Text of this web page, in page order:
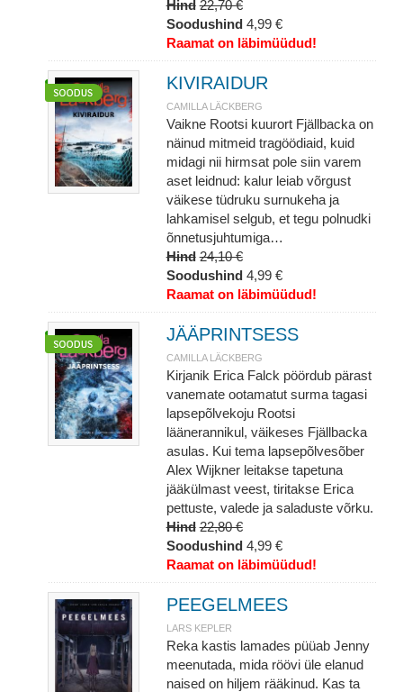
Hind 22,70 €
Soodushind 4,99 €
Raamat on läbimüüdud!
KIVIRAIDUR
CAMILLA LÄCKBERG
Vaikne Rootsi kuurort Fjällbacka on
näinud mitmeid tragöödiaid, kuid
midagi nii hirmsat pole siin varem
aset leidnud: kalur leiab võrgust
väikese tüdruku surnukeha ja
lahkamisel selgub, et tegu polnudki
õnnetusjuhtumiga…
Hind 24,10 €
Soodushind 4,99 €
Raamat on läbimüüdud!
JÄÄPRINTSESS
CAMILLA LÄCKBERG
Kirjanik Erica Falck pöördub pärast
vanemate ootamatut surma tagasi
lapsepõlvekoju Rootsi
läänerannikul, väikeses Fjällbacka
asulas. Kui tema lapsepõlvesõber
Alex Wijkner leitakse tapetuna
jääkülmast veest, tiritakse Erica
pettuste, valede ja saladuste võrku.
Hind 22,80 €
Soodushind 4,99 €
Raamat on läbimüüdud!
PEEGELMEES
LARS KEPLER
Reka kastis lamades püüab Jenny
meenutada, mida röövi üle elanud
naised on hiljem rääkinud. Kas ta